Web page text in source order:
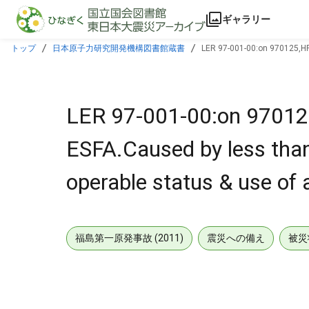
本文に飛ぶ
ギャラリー
トップ 日本原子力研究開発機構図書館蔵書
LER 97-001-00:on
LER 97-001-00:on
ESFA.Caused by less
operable status & use
福島第一原発事故 (2011) 震災への備え 被災